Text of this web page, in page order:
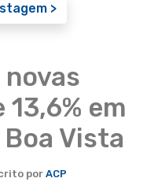
>
em
Vista
porACP